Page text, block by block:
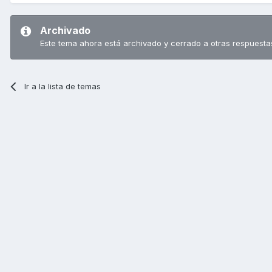
Archivado
Este tema ahora está archivado y cerrado a otras
Ir a la lista de temas